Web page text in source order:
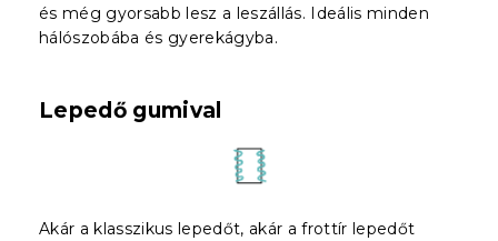
és még gyorsabb lesz a leszállás. Ideális minden
hálószobába és gyerekágyba.
Lepedő gumival
Akár a klasszikus lepedőt, akár a frottír lepedőt